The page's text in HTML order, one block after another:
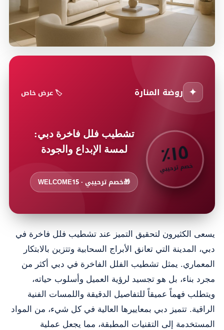
✦ روضة المنارة 🏷️ عرض خاص
١٥
٪
خصم ترحيبي
تشطيب فلل فاخرة دبي:
لمسة الإبداع والجودة
🎁خصم ترحيبي · WELCOME15
يسعى الكثيرون لتحقيق التميز عند تشطيب فلل فاخرة في
دبي، المدينة التي تعانق الأبراج السحابية وتتزين بالابتكار
المعماري. يمثل تشطيب الفلل الفاخرة في دبي أكثر من
مجرد بناء، بل هو تجسيد لرؤية العميل وأسلوب حياته،
ويتطلب فهماً عميقاً للتفاصيل الدقيقة واللمسات الفنية
الراقية. تتميز دبي بمعاييرها العالية في كل شيء، من المواد
المستخدمة إلى التقنيات المطبقة، مما يجعل عملية